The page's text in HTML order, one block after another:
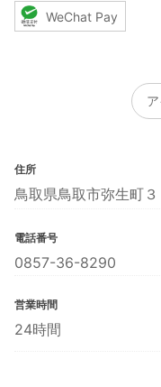
WeChat Pay
住所
鳥取県鳥取市弥生町
電話番号
0857-36-8290
営業時間
24時間